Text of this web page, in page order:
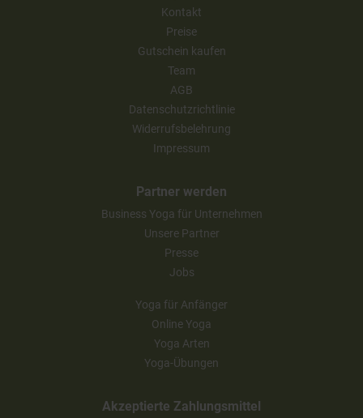
Kontakt
Preise
Gutschein kaufen
Team
AGB
Datenschutzrichtlinie
Widerrufsbelehrung
Impressum
Partner werden
Business Yoga für Unternehmen
Unsere Partner
Presse
Jobs
Yoga für Anfänger
Online Yoga
Yoga Arten
Yoga-Übungen
Akzeptierte Zahlungsmittel